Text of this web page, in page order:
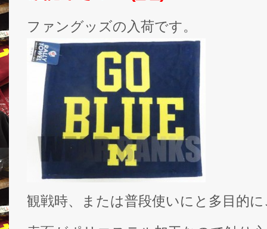
ファングッズの入荷です。
観戦時、または普段使いにと多目的